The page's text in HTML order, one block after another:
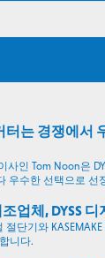
터는 경쟁에서
인 Tom Noon은
우수한 선택으로 선
업체, DYSS 디
절단기와
니다.